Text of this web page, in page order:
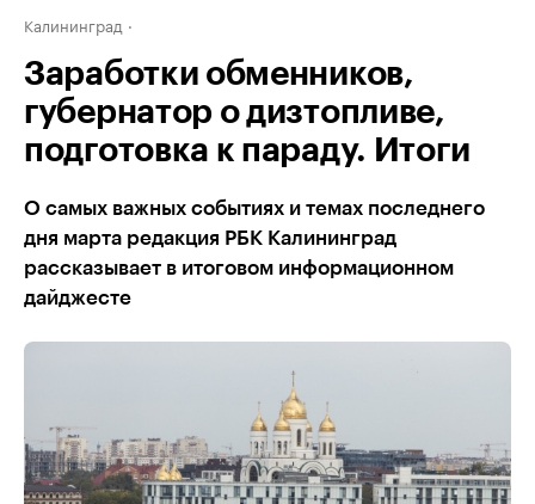
Калининград
Заработки обменников,
губернатор о дизтопливе,
подготовка к параду. Итоги
О самых важных событиях и темах последнего
дня марта редакция РБК Калининград
рассказывает в итоговом информационном
дайджесте